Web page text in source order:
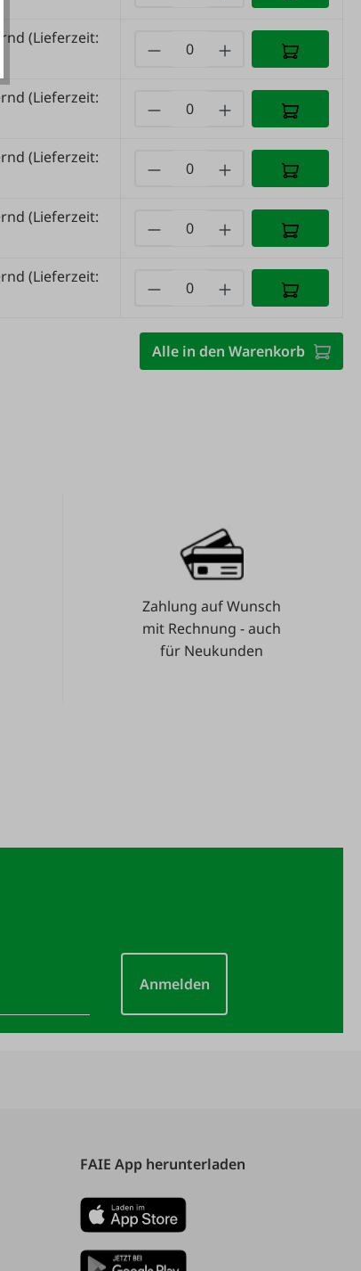
(Lieferzeit:
(Lieferzeit:
(Lieferzeit:
(Lieferzeit:
(Lieferzeit:
Alle in den Warenkorb
Zahlung auf Wunsch
mit Rechnung - auch
für Neukunden
Anmelden
FAIE App herunterladen